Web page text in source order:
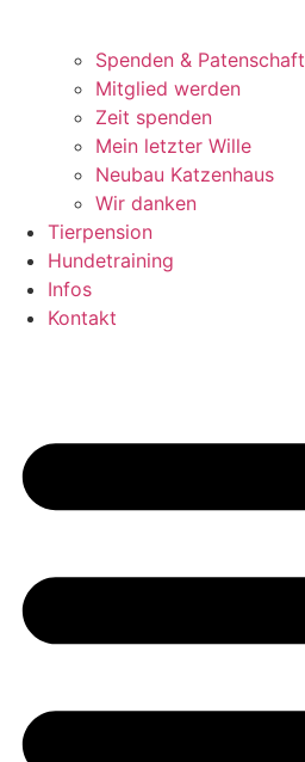
Spenden & Patenschaft
Mitglied werden
Zeit spenden
Mein letzter Wille
Neubau Katzenhaus
Wir danken
Tierpension
Hundetraining
Infos
Kontakt